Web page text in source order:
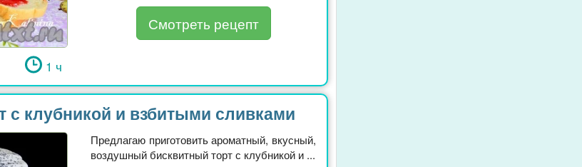
1 ч
Смотреть рецепт
с клубникой и взбитыми сливками
Предлагаю приготовить ароматный, вкусный,
воздушный бисквитный торт с клубникой и ...